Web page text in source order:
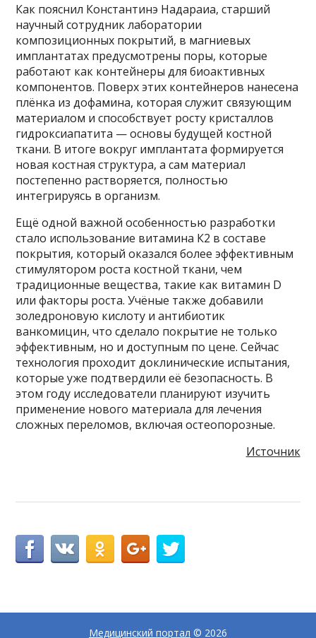
Как пояснил Константинэ Надараиа, старший
научный сотрудник лаборатории
композиционных покрытий, в магниевых
имплантатах предусмотрены поры, которые
работают как контейнеры для биоактивных
компонентов. Поверх этих контейнеров нанесена
плёнка из дофамина, которая служит связующим
материалом и способствует росту кристаллов
гидроксиапатита — основы будущей костной
ткани. В итоге вокруг имплантата формируется
новая костная структура, а сам материал
постепенно растворяется, полностью
интегрируясь в организм.
Ещё одной важной особенностью разработки
стало использование витамина К2 в составе
покрытия, который оказался более эффективным
стимулятором роста костной ткани, чем
традиционные вещества, такие как витамин D
или факторы роста. Учёные также добавили
золедроновую кислоту и антибиотик
ванкомицин, что сделало покрытие не только
эффективным, но и доступным по цене. Сейчас
технология проходит доклинические испытания,
которые уже подтвердили её безопасность. В
этом году исследователи планируют изучить
применение нового материала для лечения
сложных переломов, включая остеопорозные.
Источник
Медицинский портал © 2026